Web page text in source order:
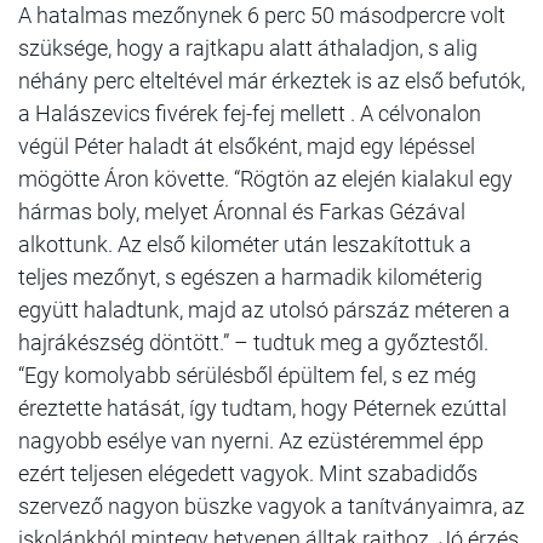
A hatalmas mezőnynek 6 perc 50 másodpercre volt
szüksége, hogy a rajtkapu alatt áthaladjon, s alig
néhány perc elteltével már érkeztek is az első befutók,
a Halászevics fivérek fej-fej mellett . A célvonalon
végül Péter haladt át elsőként, majd egy lépéssel
mögötte Áron követte. “Rögtön az elején kialakul egy
hármas boly, melyet Áronnal és Farkas Gézával
alkottunk. Az első kilométer után leszakítottuk a
teljes mezőnyt, s egészen a harmadik kilométerig
együtt haladtunk, majd az utolsó párszáz méteren a
hajrákészség döntött.” – tudtuk meg a győztestől.
“Egy komolyabb sérülésből épültem fel, s ez még
éreztette hatását, így tudtam, hogy Péternek ezúttal
nagyobb esélye van nyerni. Az ezüstéremmel épp
ezért teljesen elégedett vagyok. Mint szabadidős
szervező nagyon büszke vagyok a tanítványaimra, az